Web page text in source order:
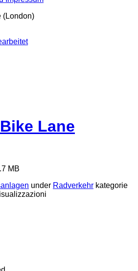
Lane
MB
under Radverkehr kategorie